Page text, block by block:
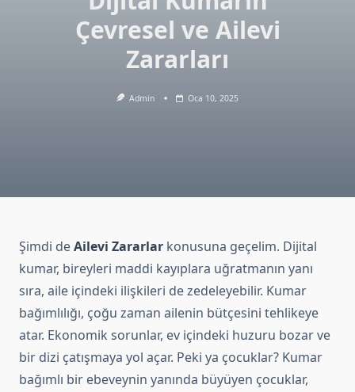
Çevresel ve Ailevi
Zararları
Admin Oca 10, 2025
Şimdi deAilevi Zararlar konusuna geçelim. Dijital
kumar, bireyleri maddi kayıplara uğratmanın yanı
sıra, aile içindeki ilişkileri de zedeleyebilir. Kumar
bağımlılığı, çoğu zaman ailenin bütçesini tehlikeye
atar. Ekonomik sorunlar, ev içindeki huzuru bozar ve
bir dizi çatışmaya yol açar. Peki ya çocuklar? Kumar
bağımlı bir ebeveynin yanında büyüyen çocuklar,